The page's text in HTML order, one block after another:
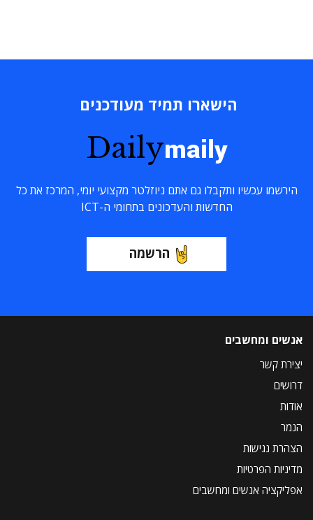
הישארו תמיד מעודכנים
Dailymaily
הירשמו עכשיו ותקבלו גם אתם ניוזלטר מקצועי יומי, המרכז את כל
החדשות והעדכונים בתחומי ה-ICT
הרשמה
אנשים ומחשבים
יצירת קשר
דרושים
אודות
הנמר
הצהרת נגישות
מדיניות הפרטיות
אפליקציה אנשים ומחשבים